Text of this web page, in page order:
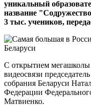
уникальный
название
3 тыс. учеников,
С открытием
видеосвязи
собрания Беларуси
Федерации
Матвиенко.